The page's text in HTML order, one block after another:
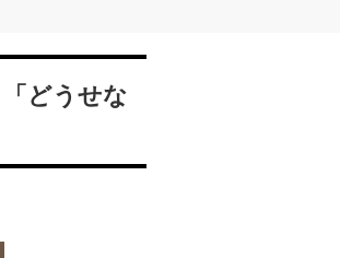
どうせな